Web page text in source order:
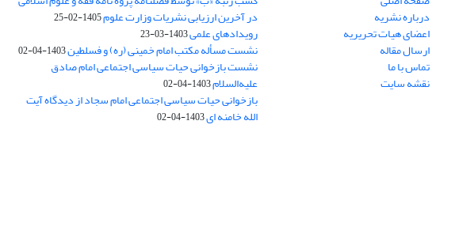
درباره نشریه
اعضای هیات تحریریه
ارسال مقاله
تماس با ما
نقشه سایت
در آخرین ارزیابی نشریات وزارت علوم1405-02-25
رویدادهای علمی1403-03-23
نشست مسأله مکتب امام خمینی (ره) و فسلطین1403-04-02
نشست بازخوانی حیات سیاسی اجتماعی امام صادق
علیه‌السلام1403-04-02
بازخوانی حیات سیاسی اجتماعی امام سجاد از دیدگاه آیت
الله خامنه ای1403-04-02